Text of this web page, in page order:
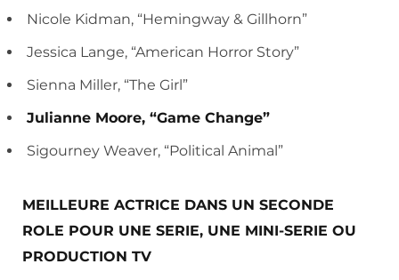
Nicole Kidman, “Hemingway & Gillhorn”
Jessica Lange, “American Horror Story”
Sienna Miller, “The Girl”
Julianne Moore, “Game Change”
Sigourney Weaver, “Political Animal”
MEILLEURE ACTRICE DANS UN SECONDE
ROLE POUR UNE SERIE, UNE MINI-SERIE OU
PRODUCTION TV